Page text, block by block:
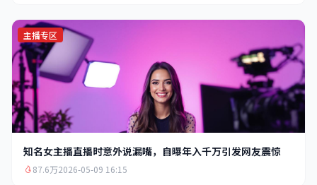
主播专区
知名女主播直播时意外说漏嘴，自曝年入千万引发网友震惊
87.6万2026-05-09 16:15